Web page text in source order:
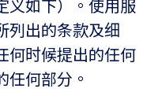
义如下）。使用服
列出的条款及细
何时候提出的任何
任何部分。